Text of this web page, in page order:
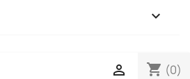

shopping_cart (0)
